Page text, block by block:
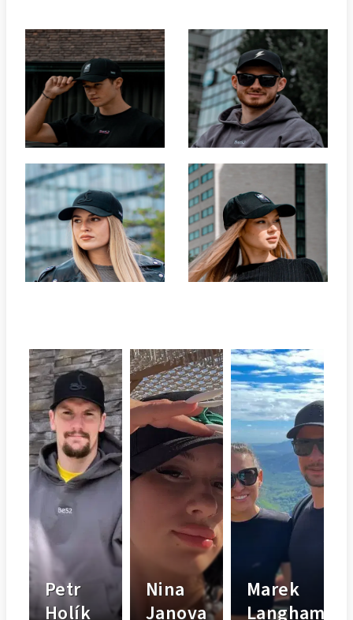
Petr
Holík
Nina
Janova
Marek
Langhamer